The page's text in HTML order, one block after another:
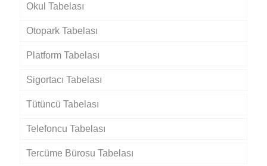
Okul Tabelası
Otopark Tabelası
Platform Tabelası
Sigortacı Tabelası
Tütüncü Tabelası
Telefoncu Tabelası
Tercüme Bürosu Tabelası